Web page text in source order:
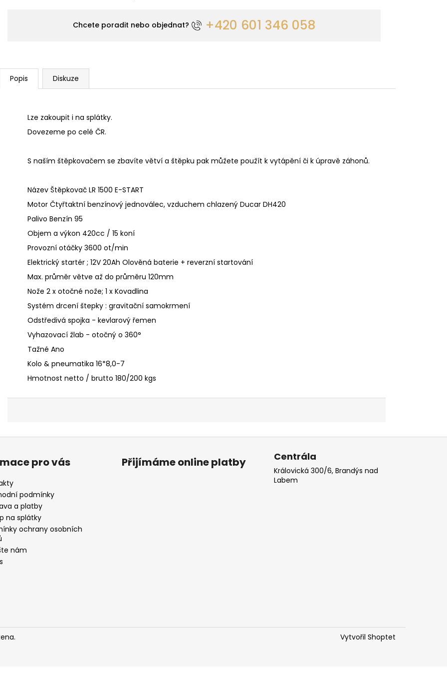
Chcete poradit nebo objednat? +420 601 346 058
Popis Diskuze
Lze zakoupit i na splátky.
Dovezeme po celé ČR.
S naším štěpkovačem se zbavíte větví a štěpku pak můžete použít k vytápění či k úpravě záhonů.
Název Štěpkovač LR 1500 E-START
Motor Čtyřtaktní benzínový jednoválec, vzduchem chlazený Ducar DH420
Palivo Benzín 95
Objem a výkon 420cc / 15 koní
Provozní otáčky 3600 ot/min
Elektrický startér ; 12V 20Ah Olověná baterie + reverzní startování
Max. průměr větve až do průměru 120mm
Nože 2 x otočné nože; 1 x Kovadlina
Systém drcení štepky : gravitační samokrmení
Odstředivá spojka - kevlarový řemen
Vyhazovací žlab - otočný o 360°
Tažné Ano
Kolo & pneumatika 16*8,0-7
Hmotnost netto / brutto 180/200 kgs
pro vás
podmínky
a platby
na splátky
ochrany osobních
nám
Přijímáme online platby Centrála
Královická 300/6, Brandýs nad
Labem
Vytvořil Shoptet